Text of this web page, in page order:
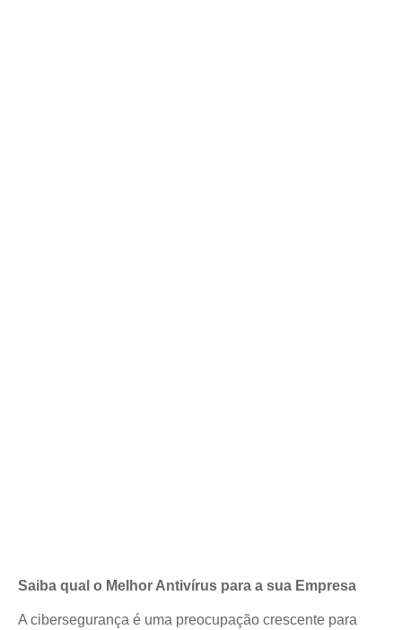
Saiba qual o Melhor Antivírus para a sua Empresa
A cibersegurança é uma preocupação crescente para